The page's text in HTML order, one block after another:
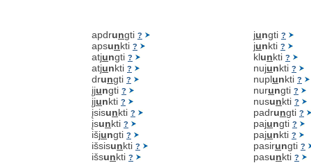
apdrungti ?
apsunkti ?
atjungti ?
atjunkti ?
drungti ?
įjungti ?
įjunkti ?
įsisunkti ?
įsunkti ?
išjungti ?
išsisunkti ?
išsunkti ?
jungti ?
junkti ?
klunkti ?
nujunkti ?
nuplunkti ?
nurungti ?
nusunkti ?
padrungti ?
pajungti ?
pajunkti ?
pasirungti ?
pasunkti ?